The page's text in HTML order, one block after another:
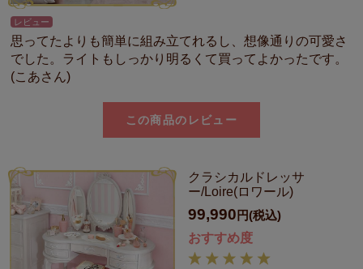
レビュー
思ってたよりも簡単に組み立てれるし、想像通りの可愛さ
でした。ライトもしっかり明るくて買ってよかったです。
(こあさん)
この商品のレビュー
クラシカルドレッサ
ー/Loire(ロワール)
99,990 円(税込)
おすすめ度